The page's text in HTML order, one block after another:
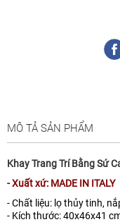
MÔ TẢ SẢN PHẨM
Khay Trang Trí Bằng Sứ
- Xuất xứ: MADE IN ITALY
- Chất liệu: lọ thủy tinh,
- Kích thước: 40x46x41